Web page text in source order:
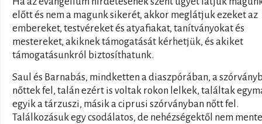
előtt és nem a magunk sikerét, akkor meglátjuk ezeket az
embereket, testvéreket és atyafiakat, tanítványokat és
mestereket, akiknek támogatását kérhetjük, és akiket
támogatásunkról biztosíthatunk.
Saul és Barnabás, mindketten a diaszpórában, a
nőttek fel, talán ezért is voltak rokon lelkek, találtak
egyik a tárzuszi, másik a ciprusi szórványban nőtt fel.
Találkozásuk egy csodálatos, de nehézségektől nem